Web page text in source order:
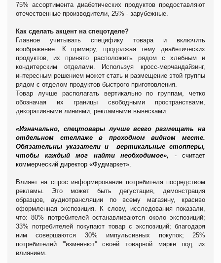
75% ассортимента диабетических продуктов предоставляют
отечественные производители, 25% - зарубежные.
Как сделать акцент на спецотделе?
Главное учитывать специфику товара и включить
воображение. К примеру, продолжая тему диабетических
продуктов, их принято расположить рядом с хлебным и
кондитерским отделами. Используя кросс-мерчандайзинг,
интересным решением может стать и размещение этой группы
рядом с отделом продуктов быстрого приготовления.
Товар лучше располагать вертикально по группам, четко
обозначая их границы свободными пространствами,
декоративными линиями, рекламными вывесками.
«Изначально, спецтовары лучше всего размещать на
отдельном стеллаже в проходном видном месте.
Обязательны указатели и вертикальные стопперы,
чтобы каждый мог найти необходимое», - считает
коммерческий директор «Фудмаркет».
Влияет на спрос информирование потребителя посредством
рекламы. Это может быть дегустация, демонстрация
образцов, аудиотрансляции по всему магазину, красиво
оформленная экспозиция.
К слову,
исследования показали,
что: 80% потребителей останавливаются около экспозиций;
33% потребителей покупают товар с экспозиций; благодаря
ним совершаются 30% импульсивных покупок; 25%
потребителей '''изменяют'' своей товарной марке под их
влиянием.